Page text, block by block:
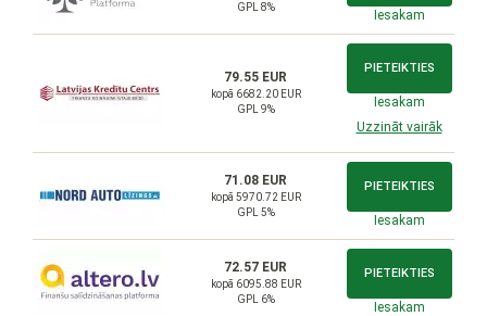
GPL 8%
Iesakam
79.55 EUR
kopā 6682.20 EUR
GPL 9%
PIETEIKTIES
Iesakam
Uzzināt vairāk
71.08 EUR
kopā 5970.72 EUR
GPL 5%
PIETEIKTIES
Iesakam
72.57 EUR
kopā 6095.88 EUR
GPL 6%
PIETEIKTIES
Iesakam